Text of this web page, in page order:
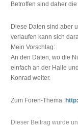
Betroffen sind daher
Diese Daten sind aber
verlaufen kann sich
Mein Vorschlag:
An den Daten, wo die
einfach an der Halle
Konrad weiter.
Zum Foren-Thema:
Dieser Beitrag wurde